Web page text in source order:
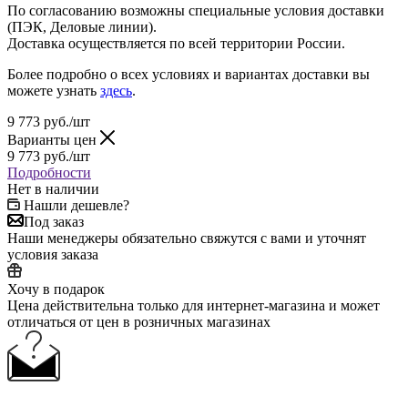
По согласованию возможны специальные условия доставки
(ПЭК, Деловые линии).
Доставка осуществляется по всей территории России.
Более подробно о всех условиях и вариантах доставки вы
можете узнать здесь.
9 773 руб./шт
Варианты цен
9 773 руб./шт
Подробности
Нет в наличии
Нашли дешевле?
Под заказ
Наши менеджеры обязательно свяжутся с вами и уточнят
условия заказа
Хочу в подарок
Цена действительна только для интернет-магазина и может
отличаться от цен в розничных магазинах